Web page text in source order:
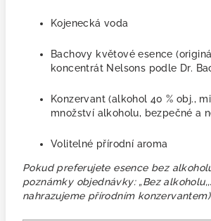
Kojenecká voda
Bachovy květové esence
koncentrát Nelsons podle Dr.
Konzervant(alkohol 40 % obj.,
množství alkoholu, bezpečné a
Volitelné přírodní aroma
Pokud preferujete esence bez
poznámky objednávky: „Bez
nahrazujeme přírodním konzervantem)